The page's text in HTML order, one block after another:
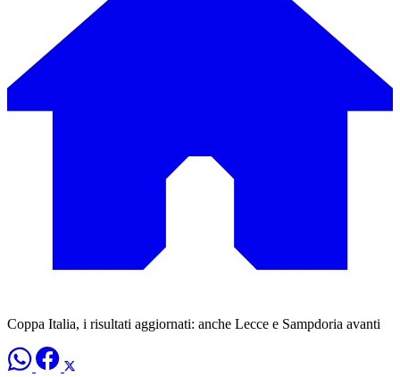
Coppa Italia, i risultati aggiornati: anche Lecce e Sampdoria avanti